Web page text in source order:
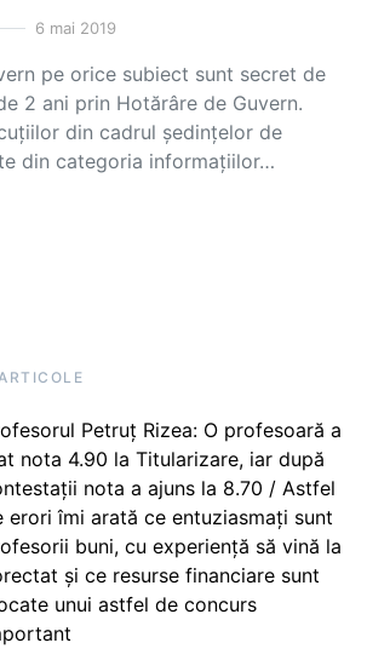
6 mai 2019
pe orice subiect sunt secret de
2 ani prin Hotărâre de Guvern.
din cadrul ședințelor de
din categoria informațiilor…
Petruț Rizea: O profesoară a
nota 4.90 la Titularizare, iar după
nota a ajuns la 8.70 / Astfel
erori îmi arată ce entuziasmați sunt
buni, cu experiență să vină la
și ce resurse financiare sunt
unui astfel de concurs